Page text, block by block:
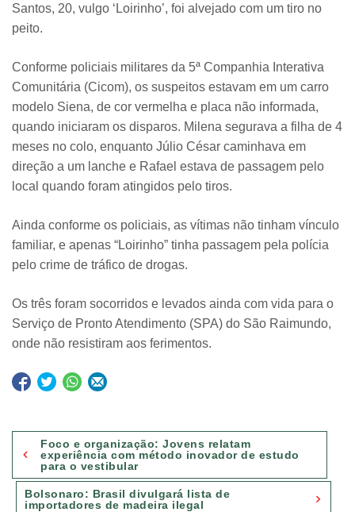
Santos, 20, vulgo ‘Loirinho’, foi alvejado com um tiro no
peito.
Conforme policiais militares da 5ª Companhia Interativa
Comunitária (Cicom), os suspeitos estavam em um carro
modelo Siena, de cor vermelha e placa não informada,
quando iniciaram os disparos. Milena segurava a filha de 4
meses no colo, enquanto Júlio César caminhava em
direção a um lanche e Rafael estava de passagem pelo
local quando foram atingidos pelo tiros.
Ainda conforme os policiais, as vítimas não tinham vínculo
familiar, e apenas “Loirinho” tinha passagem pela polícia
pelo crime de tráfico de drogas.
Os três foram socorridos e levados ainda com vida para o
Serviço de Pronto Atendimento (SPA) do São Raimundo,
onde não resistiram aos ferimentos.
Navegação
de
Post
Foco e organização: Jovens relatam
experiência com método inovador de estudo
para o vestibular
Bolsonaro: Brasil divulgará lista de
importadores de madeira ilegal